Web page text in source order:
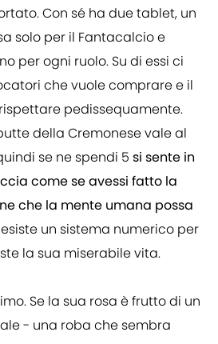
Con sé ha due tablet, un
solo per il Fantacalcio e
per ogni ruolo. Su di essi ci
che vuole comprare e il
pedissequamente.
della Cremonese vale al
se ne spendi 5 si sente in
come se avessi fatto la
che la mente umana possa
esiste un sistema numerico per
la sua miserabile vita.
Se la sua rosa è frutto di un
- una roba che sembra